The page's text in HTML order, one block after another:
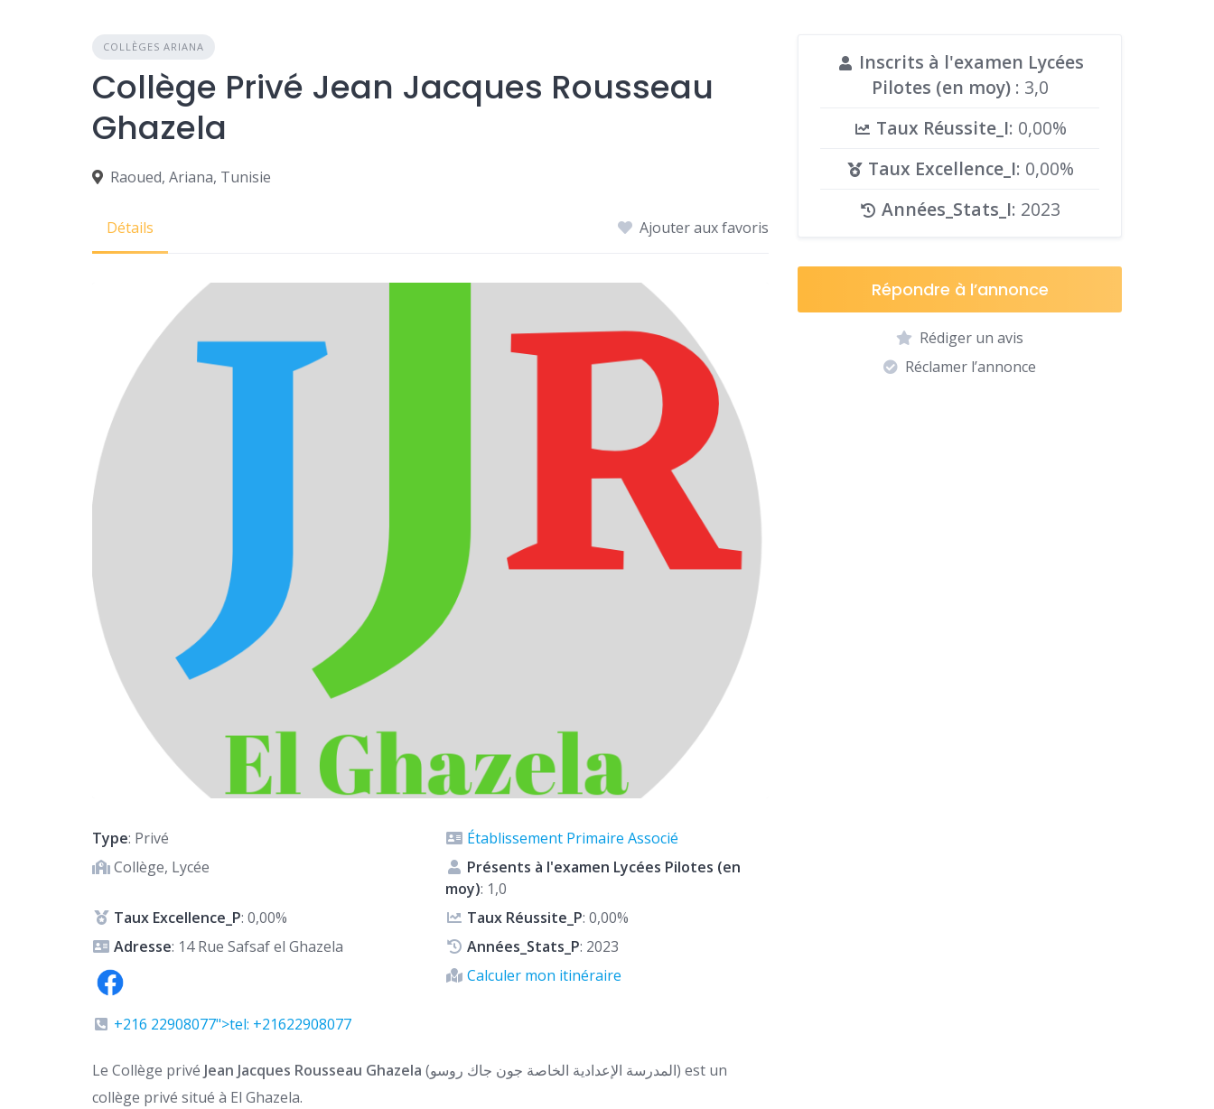
COLLÈGES ARIANA
Collège Privé Jean Jacques Rousseau
Ghazela
Raoued, Ariana, Tunisie
Détails Ajouter aux favoris
Type: Privé
Établissement Primaire Associé
Collège, Lycée
Présents à l'examen Lycées Pilotes (en
moy): 1,0
Taux Excellence_P: 0,00% Taux Réussite_P: 0,00%
Adresse: 14 Rue Safsaf el Ghazela Années_Stats_P: 2023
Calculer mon itinéraire
+216 22908077">tel: +21622908077
Le Collège privé Jean Jacques Rousseau Ghazela (المدرسة الإعدادية الخاصة جون جاك روسو) est un
collège privé situé à El Ghazela.
Inscrits à l'examen Lycées
Pilotes (en moy): 3,0
Taux Réussite_I: 0,00%
Taux Excellence_I: 0,00%
Années_Stats_I: 2023
Répondre à l’annonce
Rédiger un avis
Réclamer l’annonce